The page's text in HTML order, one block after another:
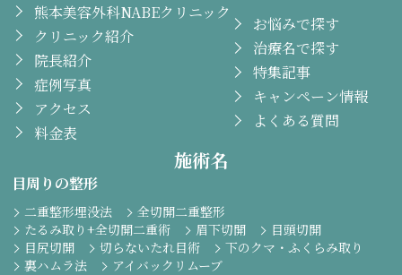
熊本美容外科NABEクリニック
クリニック紹介
院長紹介
症例写真
アクセス
料金表
お悩みで探す
治療名で探す
特集記事
キャンペーン情報
よくある質問
施術名
目周りの整形
二重整形埋没法
全切開二重整形
たるみ取り+全切開二重術
眉下切開
目頭切開
目尻切開
切らないたれ目術
下のクマ・ふくらみ取り
裏ハムラ法
アイバックリムーブ